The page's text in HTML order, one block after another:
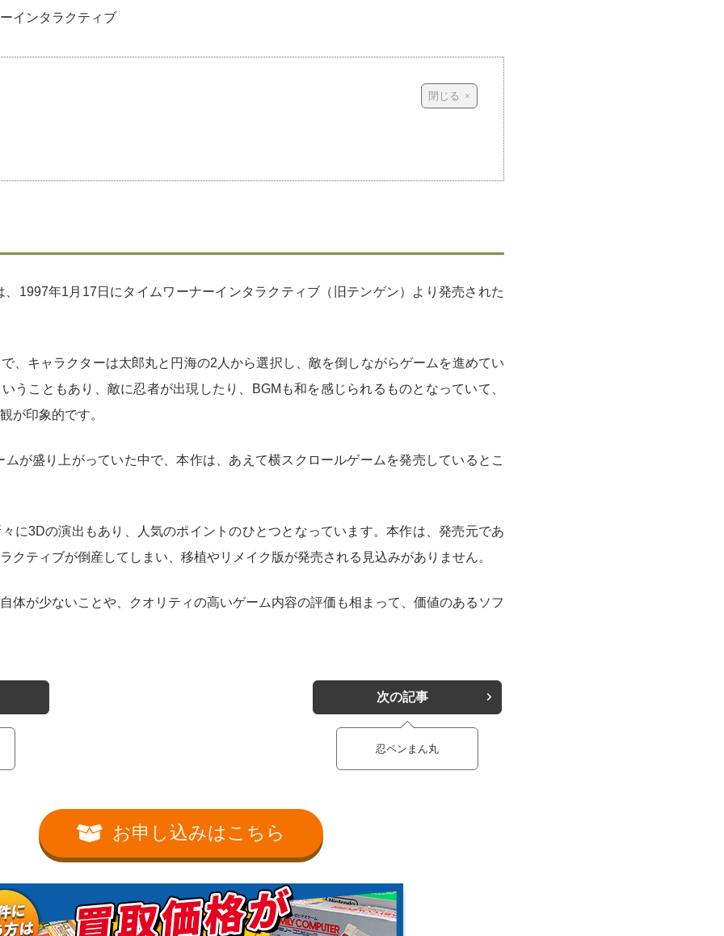
インタラクティブ
、1997年1月17日にタイムワーナーインタラクティブ（旧テンゲン）より発売された
、キャラクターは太郎丸と円海の2人から選択し、敵を倒しながらゲームを進めてい
うこともあり、敵に忍者が出現したり、BGMも和を感じられるものとなっていて、
が印象的です。
が盛り上がっていた中で、本作は、あえて横スクロールゲームを発売しているとこ
に3Dの演出もあり、人気のポイントのひとつとなっています。本作は、発売元であ
クティブが倒産してしまい、移植やリメイク版が発売される見込みがありません。
体が少ないことや、クオリティの高いゲーム内容の評価も相まって、価値のあるソフ
次の記事
忍ペンまん丸
お申し込みはこちら